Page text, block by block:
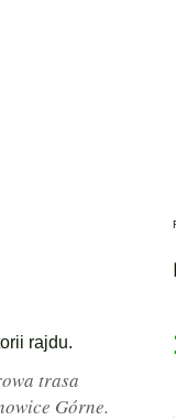
rajdu.
trasa
Górne.